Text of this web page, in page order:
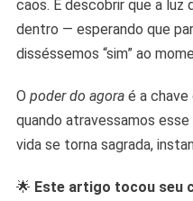
caos. É descobrir que a
dentro — esperando que
disséssemos “sim” ao
O poder do agoraé a chave
quando atravessamos
vida se torna sagrada,
🌟 Este artigo tocou seu